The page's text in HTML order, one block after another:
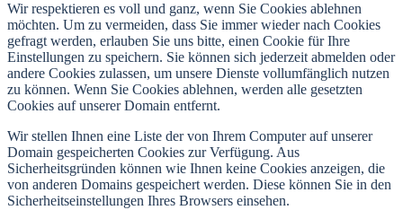
Wir respektieren es voll und ganz, wenn Sie Cookies ablehnen
möchten. Um zu vermeiden, dass Sie immer wieder nach Cookies
gefragt werden, erlauben Sie uns bitte, einen Cookie für Ihre
Einstellungen zu speichern. Sie können sich jederzeit abmelden oder
andere Cookies zulassen, um unsere Dienste vollumfänglich nutzen
zu können. Wenn Sie Cookies ablehnen, werden alle gesetzten
Cookies auf unserer Domain entfernt.
Wir stellen Ihnen eine Liste der von Ihrem Computer auf unserer
Domain gespeicherten Cookies zur Verfügung. Aus
Sicherheitsgründen können wie Ihnen keine Cookies anzeigen, die
von anderen Domains gespeichert werden. Diese können Sie in den
Sicherheitseinstellungen Ihres Browsers einsehen.